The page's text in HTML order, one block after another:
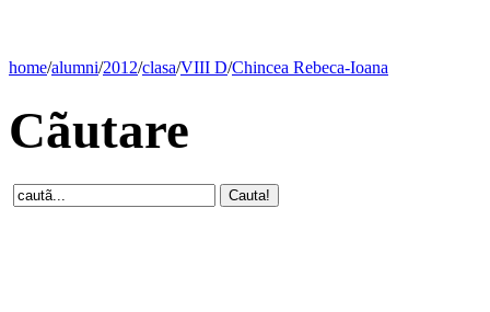
home/alumni/2012/clasa/VIII D/Chincea Rebeca-Ioana
Cãutare